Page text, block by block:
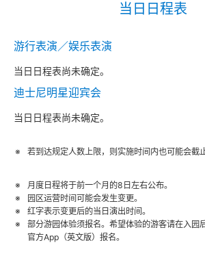
当日日程表
游行表演／娱乐表演
当日日程表尚未确定。
迪士尼明星迎宾会
当日日程表尚未确定。
若到达规定人数上限，则实施时间内也可能会截
月度日程将于前一个月的8日左右公布。
园区运营时间可能会发生变更。
红字表示变更后的当日演出时间。
部分游园体验须报名。希望体验的游客请在入园
官方App（英文版）报名。